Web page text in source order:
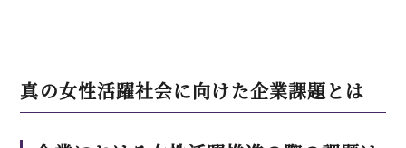
真の女性活躍社会に向けた企業課題とは